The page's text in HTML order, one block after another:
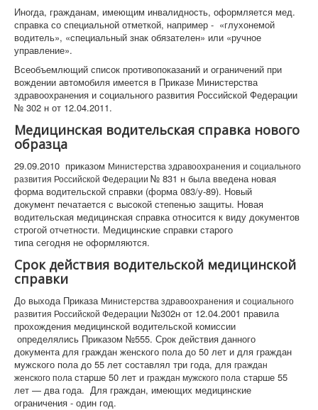
Иногда, гражданам, имеющим инвалидность, оформляется мед.
справка со специальной отметкой, например - «глухонемой
водитель», «специальный знак обязателен» или «ручное
управление».
Всеобъемлющий список противопоказаний и ограничений при
вождении автомобиля имеется в Приказе Министерства
здравоохранения и социального развития Российской Федерации
№ 302 н от 12.04.2011.
Медицинская водительская справка нового
образца
29.09.2010 приказом Министерства здравоохранения и социального
развития Российской Федерации № 831 н была введена новая
форма водительской справки (форма 083/у-89). Новый
документ печатается с высокой степенью защиты. Новая
водительская медицинская справка относится к виду документов
строгой отчетности. Медицинские справки старого
типа сегодня не оформляются.
Срок действия водительской медицинской
справки
До выхода Приказа Министерства здравоохранения и социального
развития Российской Федерации №302н от 12.04.2001 правила
прохождения медицинской водительской комиссии
определялись Приказом №555. Срок действия данного
документа для граждан женского пола до 50 лет и для граждан
мужского пола до 55 лет составлял три года, для граждан
женского пола старше 50 лет и граждан мужского пола старше 55
лет — два года. Для граждан, имеющих медицинские
ограничения - один год.